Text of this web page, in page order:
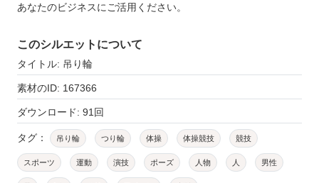
あなたのビジネスにご活用ください。
このシルエットについて
タイトル: 吊り輪
素材のID: 167366
ダウンロード: 91回
タグ： 吊り輪 つり輪 体操 体操競技 競技
スポーツ 運動 演技 ポーズ 人物 人 男性